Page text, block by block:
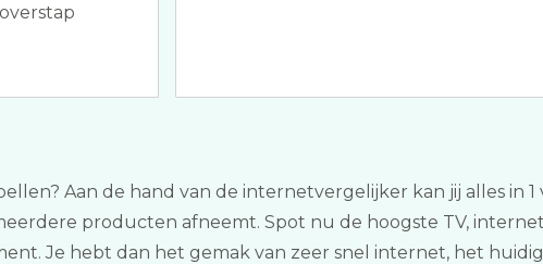
Aan de hand van de internetvergelijker kan jij alles in 1
producten afneemt. Spot nu de hoogste TV,
Je hebt dan het gemak van zeer snel internet, het